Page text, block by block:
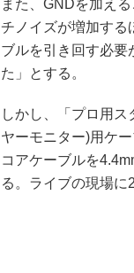
また、GNDを加え
チノイズが増加する
ブルを引き回す必要
た」とする。
しかし、「プロ用
ヤーモニター)用ケ
コアケーブルを
る。ライブの現場に